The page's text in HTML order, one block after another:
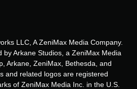
LLC, A ZeniMax Media Company.
Arkane Studios, a ZeniMax Media
Arkane, ZeniMax, Bethesda, and
and related logos are registered
of ZeniMax Media Inc. in the U.S.